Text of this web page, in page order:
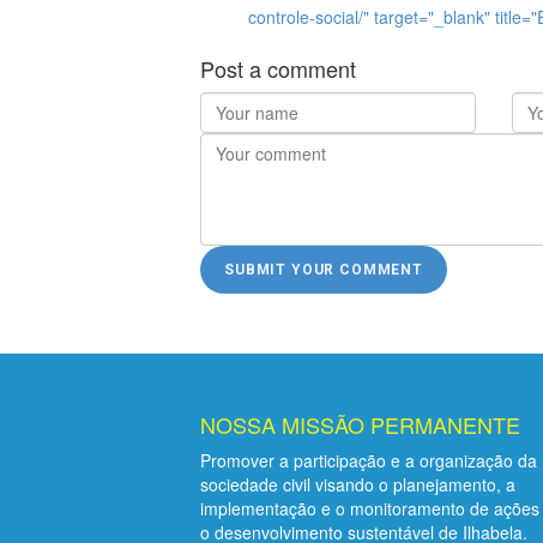
controle-social/" target="_blank"
Post a comment
NOSSA MISSÃO PERMANENTE
Promover a participação e a organização da
sociedade civil visando o planejamento, a
implementação e o monitoramento de
o desenvolvimento sustentável de Ilhabela.